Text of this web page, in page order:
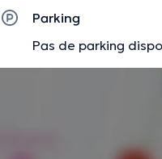
Parking
Pas de parking